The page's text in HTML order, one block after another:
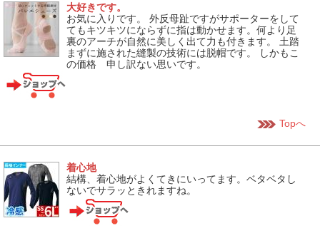
大好きです。
お気に入りです。 外反母趾ですがサポーターをして
てもキツキツにならずに指は動かせます。何より足
裏のアーチが自然に美しく出て力も付きます。 土踏
まずに施された縫製の技術には脱帽です。 しかもこ
の価格 申し訳ない思いです。
Topへ
着心地
結構、着心地がよくてきにいってます。ベタベタし
ないでサラッときれますね。